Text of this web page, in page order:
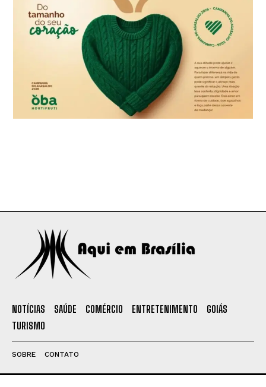
NOTÍCIAS SAÚDE COMÉRCIO ENTRETENIMENTO
GOIÁS
TURISMO
SOBRE CONTATO